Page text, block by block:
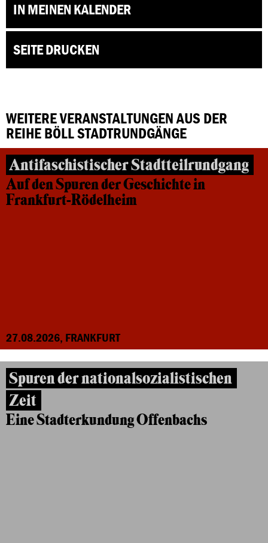
IN MEINEN KALENDER
SEITE DRUCKEN
WEITERE VERANSTALTUNGEN AUS DER
REIHE BÖLL STADTRUNDGÄNGE
Antifaschistischer Stadtteilrundgang
Auf den Spuren der Geschichte in
Frankfurt-Rödelheim
27.08.2026, FRANKFURT
Spuren der nationalsozialistischen
Zeit
Eine Stadterkundung Offenbachs